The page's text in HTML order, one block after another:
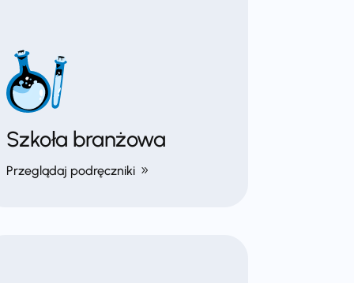
Szkoła branżowa
Przeglądaj podręczniki